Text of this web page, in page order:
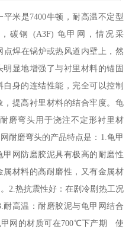
米是7400牛顿，耐高温不定型
碳钢 (A3F) 龟甲网，情况采
点焊在锅炉或热风道内壁上，然
显地增强了与衬里材料的锚固
身的连结性能，完全可以控制
提高衬里材料的结合牢度。龟
磨弯头用于浇注不定形衬里材
耐磨弯头的产品特点是：1.龟甲
网防磨胶泥具有极高的耐磨性
材料的高耐磨性，又有金属材
2.热抗震性好：在剧冷剧热工况
高温：耐磨胶泥与龟甲网结合
网的材质可在700℃下产期 使